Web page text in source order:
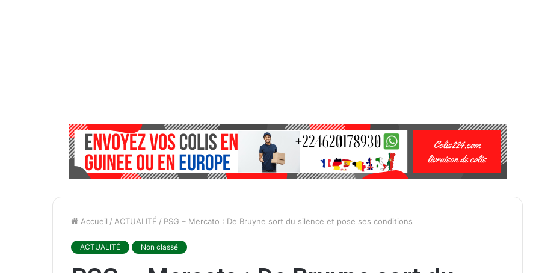
Accueil / ACTUALITÉ / PSG – Mercato : De Bruyne sort du silence et pose ses conditions
ACTUALITÉ Non classé